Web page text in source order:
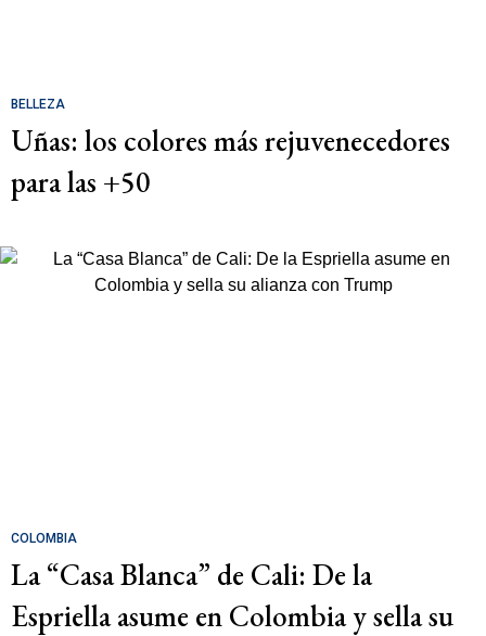
BELLEZA
Uñas: los colores más rejuvenecedores
para las +50
COLOMBIA
La “Casa Blanca” de Cali: De la
Espriella asume en Colombia y sella su